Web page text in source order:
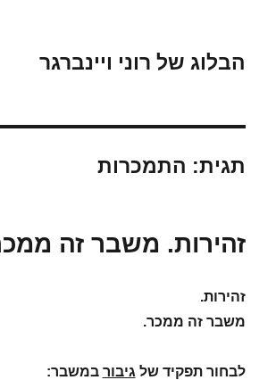
הבלוג של רוני ויינברגר
תגית: התמכרות
זהירות. משבר זה
זהירות.
משבר זה ממכר.
לבחור תפקיד של גיבור במשבר: